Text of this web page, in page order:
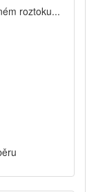
roztoku...